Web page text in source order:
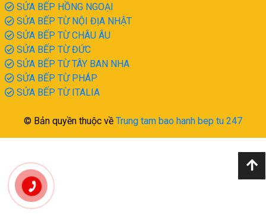
SỬA BẾP HỒNG NGOẠI
SỬA BẾP TỪ NỘI ĐỊA NHẬT
SỬA BẾP TỪ CHÂU ÂU
SỬA BẾP TỪ ĐỨC
SỬA BẾP TỪ TÂY BAN NHA
SỬA BẾP TỪ PHÁP
SỬA BẾP TỪ ITALIA
© Bản quyền thuộc về Trung tam bao hanh bep tu 247